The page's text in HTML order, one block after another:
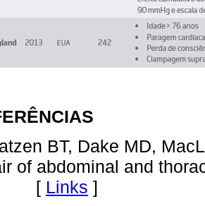
BT, Dake MD,
of abdominal and
[ Links ]